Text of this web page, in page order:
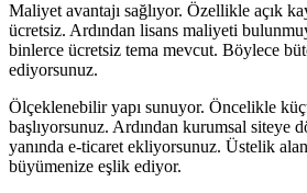
Maliyet avantajı sağlıyor. Özellikle açık
ücretsiz. Ardından lisans maliyeti
binlerce ücretsiz tema mevcut. Böylece
ediyorsunuz.
Ölçeklenebilir yapı sunuyor. Öncelikle
başlıyorsunuz. Ardından kurumsal siteye
yanında e-ticaret ekliyorsunuz. Üstelik
büyümenize eşlik ediyor.